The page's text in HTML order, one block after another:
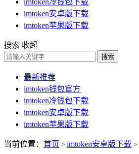
imtoken冷钱包下载
imtoken安卓版下载
imtoken苹果版下载
搜索 收起
搜索
最新推荐
imtoken钱包官方
imtoken冷钱包下载
imtoken安卓版下载
imtoken苹果版下载
当前位置： 首页 > imtoken安卓版下载 >